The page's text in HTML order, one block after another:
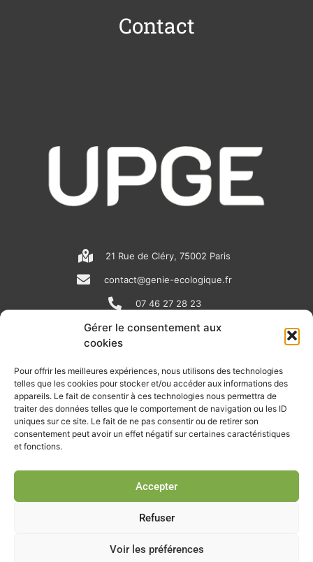
Gérer le consentement aux
cookies
Pour offrir les meilleures expériences, nous utilisons des technologies
telles que les cookies pour stocker et/ou accéder aux informations des
appareils. Le fait de consentir à ces technologies nous permettra de
traiter des données telles que le comportement de navigation ou les ID
uniques sur ce site. Le fait de ne pas consentir ou de retirer son
consentement peut avoir un effet négatif sur certaines caractéristiques
et fonctions.
Accepter
Refuser
Voir les préférences
Contact
21 Rue de Cléry, 75002 Paris
contact@genie-ecologique.fr
07 46 27 28 23
N
e
w
s
p
p
e
i
n
k
e
i
n
o
u
t
u
e
RECEVOIR L'ACTU DE LA FILIÈRE
Retrouvez tous les mois les articles terrain de nos adhérents, les
rendez-vous importants de la filière, nos offres de stages et
Je m'abonne à la lettre d'info